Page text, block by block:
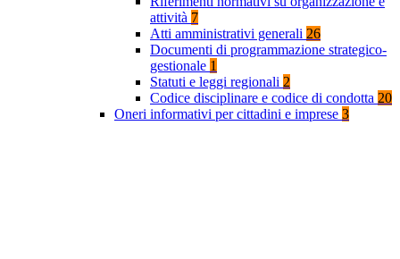
attività 7
Atti amministrativi generali 26
Documenti di programmazione strategico-
gestionale 1
Statuti e leggi regionali 2
Codice disciplinare e codice di condotta 20
Oneri informativi per cittadini e imprese 3